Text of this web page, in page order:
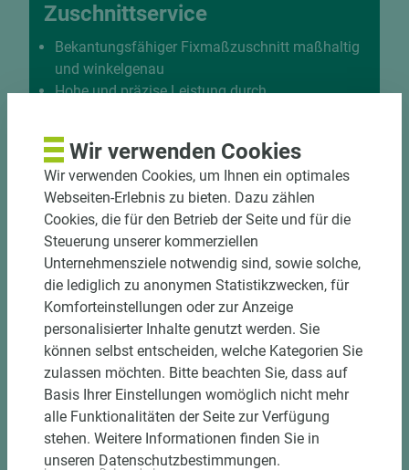
Zuschnittservice
Bekantungsfähiger Fixmaßzuschnitt maßhaltig
und winkelgenau
Hohe und präzise Leistung durch
Einzelteiletikettierung auf Wunsch möglich
Materialschonende und kundengerechte
Verpackung der Fixmaße
Jetzt Zuschnitt anfragen
Wir verwenden Cookies
Wir verwenden Cookies, um Ihnen ein optimales
Webseiten-Erlebnis zu bieten. Dazu zählen
Cookies, die für den Betrieb der Seite und für die
Steuerung unserer kommerziellen
Unternehmensziele notwendig sind, sowie solche,
die lediglich zu anonymen Statistikzwecken, für
Komforteinstellungen oder zur Anzeige
personalisierter Inhalte genutzt werden. Sie
können selbst entscheiden, welche Kategorien Sie
zulassen möchten. Bitte beachten Sie, dass auf
Basis Ihrer Einstellungen womöglich nicht mehr
alle Funktionalitäten der Seite zur Verfügung
stehen. Weitere Informationen finden Sie in
unseren Datenschutzbestimmungen.